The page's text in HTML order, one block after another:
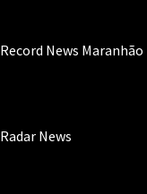
Record News Maranhão
Radar News